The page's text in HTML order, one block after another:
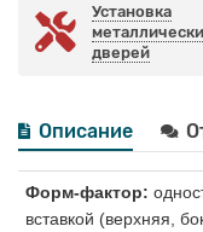
Установка
дверей
Описание
Форм-фактор:
вставкой (верхняя,